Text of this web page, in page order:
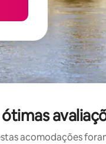
acomodações